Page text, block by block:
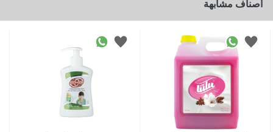
اصناف مشابهة